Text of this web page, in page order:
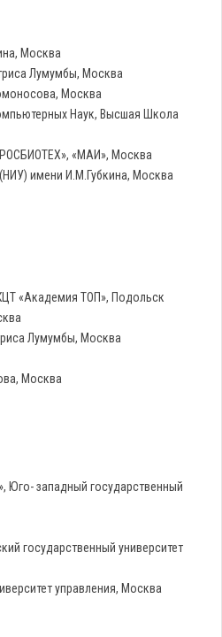
Москва
Лумумбы, Москва
Москва
Наук, Высшая Школа
«МАИ», Москва
имени И.М.Губкина, Москва
«Академия ТОП», Подольск
Лумумбы, Москва
Москва
Юго- западный государственный
государственный университет
управления, Москва